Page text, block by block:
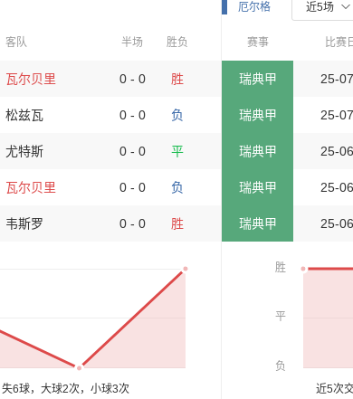
客队 半场 胜负
瓦尔贝里 0 - 0 胜
松兹瓦 0 - 0 负
尤特斯 0 - 0 平
瓦尔贝里 0 - 0 负
韦斯罗 0 - 0 胜
失6球，大球2次，小球3次
厄尔格 近5场
赛事 比赛
瑞典甲 25-
瑞典甲 25-
瑞典甲 25-
瑞典甲 25-
瑞典甲 25-
胜
平
负
近5次